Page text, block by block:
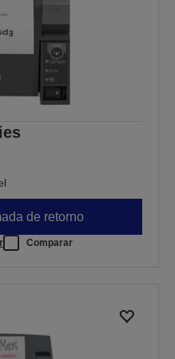
de retorno
Comparar